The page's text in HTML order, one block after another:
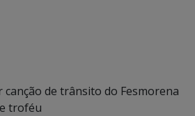
canção de trânsito do Fesmorena
troféu